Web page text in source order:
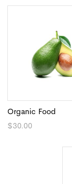
Organic Food
$30.00